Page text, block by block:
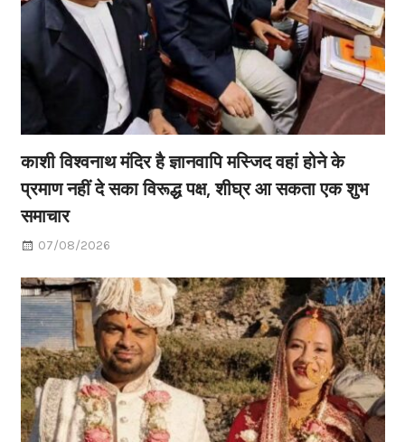
काशी विश्वनाथ मंदिर है ज्ञानवापि मस्जिद वहां होने के
प्रमाण नहीं दे सका विरूद्ध पक्ष, शीघ्र आ सकता एक शुभ
समाचार
07/08/2026